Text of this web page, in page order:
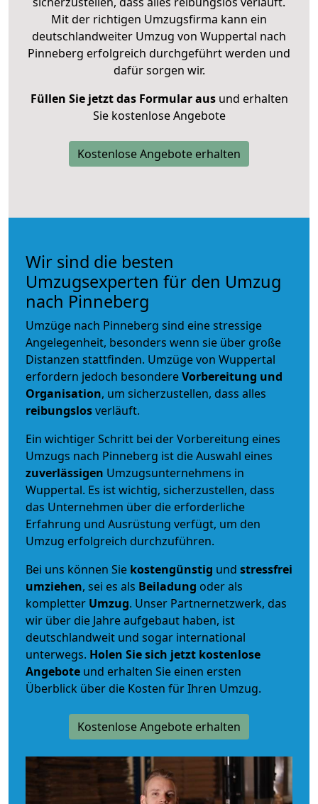
Mit der richtigen Umzugsfirma kann ein
deutschlandweiter Umzug von Wuppertal nach
Pinneberg erfolgreich durchgeführt werden und
dafür sorgen wir.
Füllen Sie jetzt das Formular ausund erhalten
Sie kostenlose Angebote
Kostenlose Angebote erhalten
Wir sind die besten
Umzugsexperten für den Umzug
nach Pinneberg
Umzüge nach Pinneberg sind eine stressige
Angelegenheit, besonders wenn sie über große
Distanzen stattfinden. Umzüge von Wuppertal
erfordern jedoch besondereVorbereitung und
Organisation, um sicherzustellen, dass alles
reibungslosverläuft.
Ein wichtiger Schritt bei der Vorbereitung eines
Umzugs nach Pinneberg ist die Auswahl eines
zuverlässigen Umzugsunternehmens in
Wuppertal. Es ist wichtig, sicherzustellen, dass
das Unternehmen über die erforderliche
Erfahrung und Ausrüstung verfügt, um den
Umzug erfolgreich durchzuführen.
Bei uns können Sie kostengünstig und stressfrei
umziehen, sei es als Beiladung oder als
kompletter Umzug. Unser Partnernetzwerk, das
wir über die Jahre aufgebaut haben, ist
deutschlandweit und sogar international
unterwegs. Holen Sie sich jetzt kostenlose
Angebote und erhalten Sie einen ersten
Überblick über die Kosten für Ihren Umzug.
Kostenlose Angebote erhalten